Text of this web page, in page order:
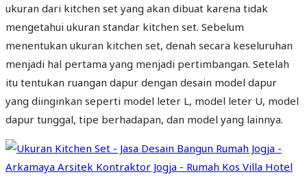
ukuran dari kitchen set yang akan dibuat karena tidak
mengetahui ukuran standar kitchen set. Sebelum
menentukan ukuran kitchen set, denah secara keseluruhan
menjadi hal pertama yang menjadi pertimbangan. Setelah
itu tentukan ruangan dapur dengan desain model dapur
yang diinginkan seperti model leter L, model leter U, model
dapur tunggal, tipe berhadapan, dan model yang lainnya.